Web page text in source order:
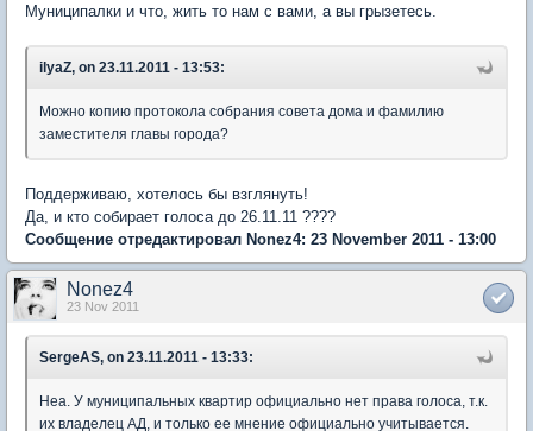
Муниципалки и что, жить то нам с вами, а вы грызетесь.
ilyaZ, on 23.11.2011 - 13:53:
Можно копию протокола собрания совета дома и фамилию
заместителя главы города?
Поддерживаю, хотелось бы взглянуть!
Да, и кто собирает голоса до 26.11.11 ????
Сообщение отредактировал Nonez4: 23 November 2011 - 13:00
Nonez4
23 Nov 2011
SergeAS, on 23.11.2011 - 13:33:
Неа. У муниципальных квартир официально нет права голоса, т.к.
их владелец АД, и только ее мнение официально учитывается.